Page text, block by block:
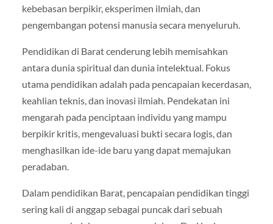
kebebasan berpikir, eksperimen ilmiah, dan
pengembangan potensi manusia secara menyeluruh.
Pendidikan di Barat cenderung lebih memisahkan
antara dunia spiritual dan dunia intelektual. Fokus
utama pendidikan adalah pada pencapaian kecerdasan,
keahlian teknis, dan inovasi ilmiah. Pendekatan ini
mengarah pada penciptaan individu yang mampu
berpikir kritis, mengevaluasi bukti secara logis, dan
menghasilkan ide-ide baru yang dapat memajukan
peradaban.
Dalam pendidikan Barat, pencapaian pendidikan tinggi
sering kali di anggap sebagai puncak dari sebuah